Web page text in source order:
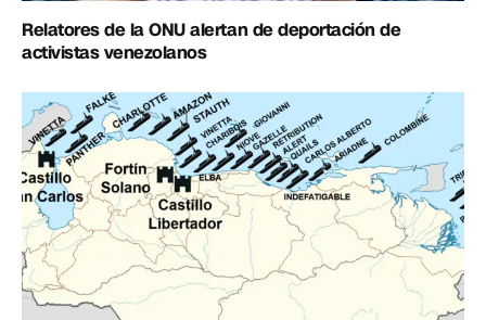
Relatores de la ONU alertan de deportación de
activistas venezolanos